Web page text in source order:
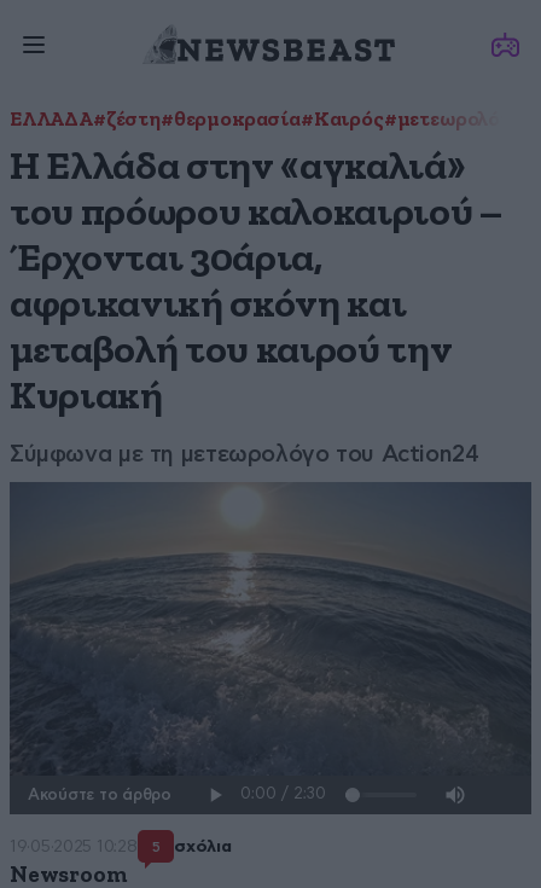
ΕΛΛΑΔΑ#ζέστη#θερμοκρασία#Καιρός#μετεωρολόγος
Η Ελλάδα στην «αγκαλιά»
του πρόωρου καλοκαιριού –
Έρχονται 30άρια,
αφρικανική σκόνη και
μεταβολή του καιρού την
Κυριακή
Σύμφωνα με τη μετεωρολόγο του Action24
Ακούστε το άρθρο
19·05·2025 10:28 5 σχόλια
Newsroom